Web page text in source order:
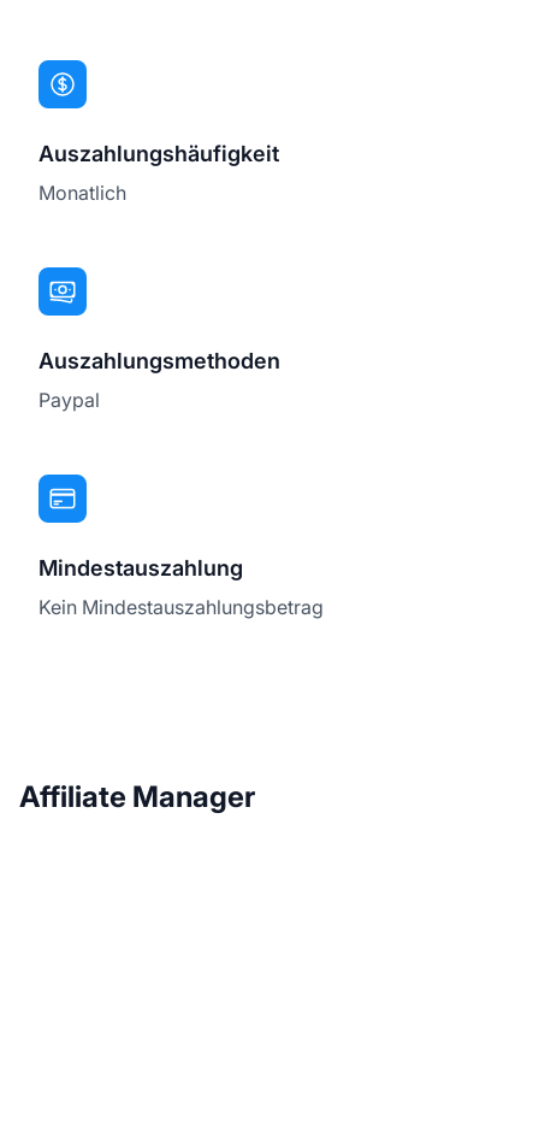
Auszahlungshäufigkeit
Monatlich
Auszahlungsmethoden
Paypal
Mindestauszahlung
Kein Mindestauszahlungsbetrag
Affiliate Manager